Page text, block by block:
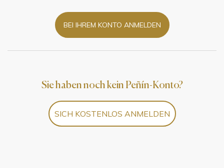
BEI IHREM KONTO ANMELDEN
Sie haben noch kein Peñín-Konto?
SICH KOSTENLOS ANMELDEN